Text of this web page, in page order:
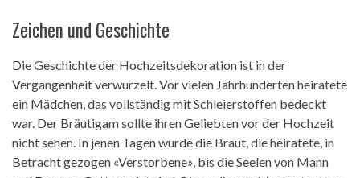
Zeichen und Geschichte
Die Geschichte der Hochzeitsdekoration ist in der
Vergangenheit verwurzelt. Vor vielen Jahrhunderten heiratete
ein Mädchen, das vollständig mit Schleierstoffen bedeckt
war. Der Bräutigam sollte ihren Geliebten vor der Hochzeit
nicht sehen. In jenen Tagen wurde die Braut, die heiratete, in
Betracht gezogen «Verstorbene», bis die Seelen von Mann